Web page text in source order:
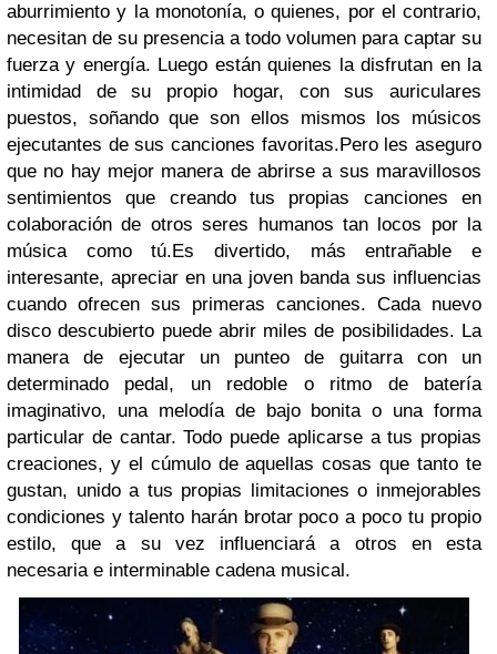
aburrimiento y la monotonía, o quienes, por el contrario,
necesitan de su presencia a todo volumen para captar su
fuerza y energía. Luego están quienes la disfrutan en la
intimidad de su propio hogar, con sus auriculares
puestos, soñando que son ellos mismos los músicos
ejecutantes de sus canciones favoritas.Pero les aseguro
que no hay mejor manera de abrirse a sus maravillosos
sentimientos que creando tus propias canciones en
colaboración de otros seres humanos tan locos por la
música como tú.Es divertido, más entrañable e
interesante, apreciar en una joven banda sus influencias
cuando ofrecen sus primeras canciones. Cada nuevo
disco descubierto puede abrir miles de posibilidades. La
manera de ejecutar un punteo de guitarra con un
determinado pedal, un redoble o ritmo de batería
imaginativo, una melodía de bajo bonita o una forma
particular de cantar. Todo puede aplicarse a tus propias
creaciones, y el cúmulo de aquellas cosas que tanto te
gustan, unido a tus propias limitaciones o inmejorables
condiciones y talento harán brotar poco a poco tu propio
estilo, que a su vez influenciará a otros en esta
necesaria e interminable cadena musical.